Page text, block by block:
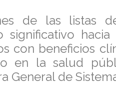
de las listas
significativo
con beneficios
en la salud
General de